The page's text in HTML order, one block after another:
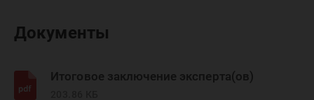
Документы
Итоговое заключение эксперта(ов)